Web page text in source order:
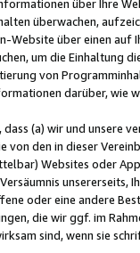
über Ihre
überwachen,
Website über einen
um die Einhaltung
von
darüber, wie
(a) wir und
von den in dieser
Websites oder
unsererseits,
oder eine andere
die wir ggf. im
sind, wenn sie